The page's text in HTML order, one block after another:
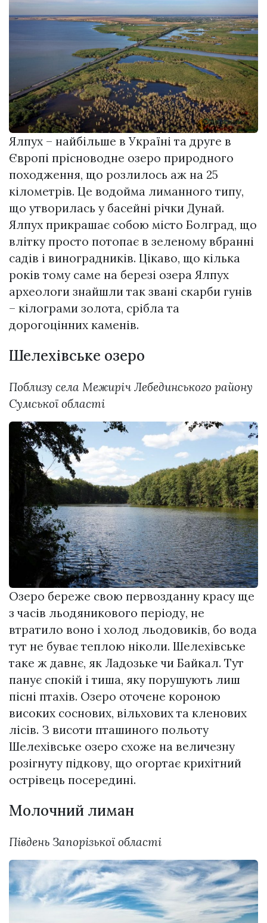
Ялпух – найбільше в Україні та друге в
Європі прісноводне озеро природного
походження, що розлилось аж на 25
кілометрів. Це водойма лиманного типу,
що утворилась у басейні річки Дунай.
Ялпух прикрашає собою місто Болград, що
влітку просто потопає в зеленому вбранні
садів і виноградників. Цікаво, що кілька
років тому саме на березі озера Ялпух
археологи знайшли так звані скарби гунів
– кілограми золота, срібла та
дорогоцінних каменів.
Шелехівське озеро
Поблизу села Межиріч Лебединського району
Сумської області
Озеро береже свою первозданну красу ще
з часів льодяникового періоду, не
втратило воно і холод льодовиків, бо вода
тут не буває теплою ніколи. Шелехівське
таке ж давнє, як Ладозьке чи Байкал. Тут
панує спокій і тиша, яку порушують лиш
пісні птахів. Озеро оточене короною
високих соснових, вільхових та кленових
лісів. З висоти пташиного польоту
Шелехівське озеро схоже на величезну
розігнуту підкову, що огортає крихітний
острівець посередині.
Молочний лиман
Південь Запорізької області